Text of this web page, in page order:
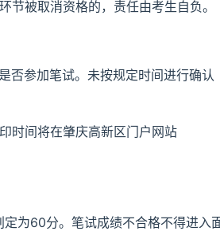
被取消资格的，责任由考生自负。
参加笔试。未按规定时间进行确认
时间将在肇庆高新区门户网站
为60分。笔试成绩不合格不得进入